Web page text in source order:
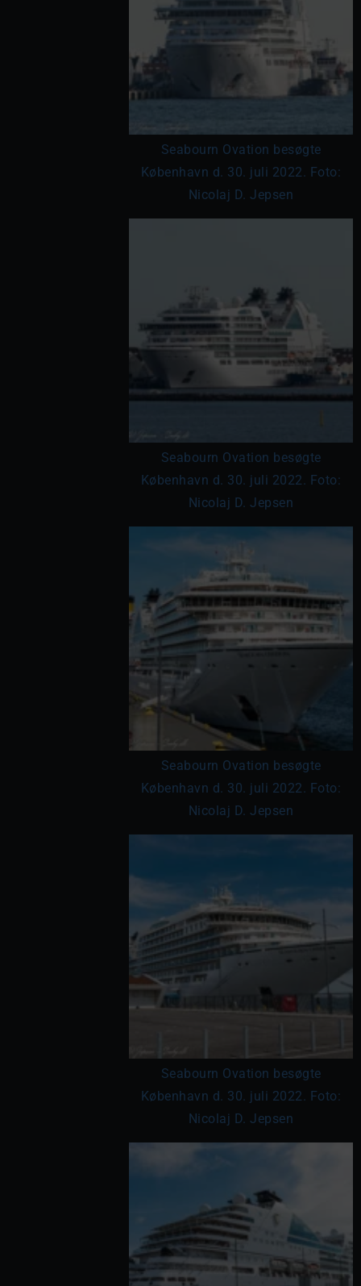
Seabourn Ovation besøgte
København d. 30. juli 2022. Foto:
Nicolaj D. Jepsen
Seabourn Ovation besøgte
København d. 30. juli 2022. Foto:
Nicolaj D. Jepsen
Seabourn Ovation besøgte
København d. 30. juli 2022. Foto:
Nicolaj D. Jepsen
Seabourn Ovation besøgte
København d. 30. juli 2022. Foto:
Nicolaj D. Jepsen